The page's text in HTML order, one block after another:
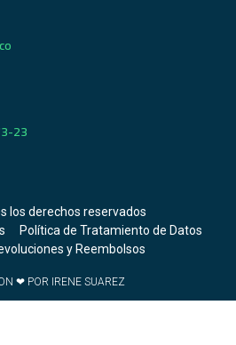
23
los derechos reservados
Política de Tratamiento de Datos
y Reembolsos
❤ POR IRENE SUAREZ